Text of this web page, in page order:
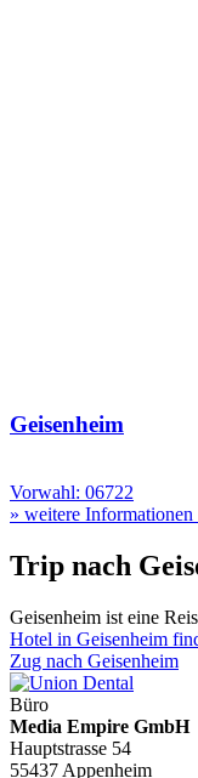
Geisenheim
Vorwahl: 06722
» weitere Informationen
Trip nach
Geisenheim ist eine
Hotel in Geisenheim
Zug nach Geisenheim
Büro
Media Empire GmbH
Hauptstrasse 54
55437 Appenheim